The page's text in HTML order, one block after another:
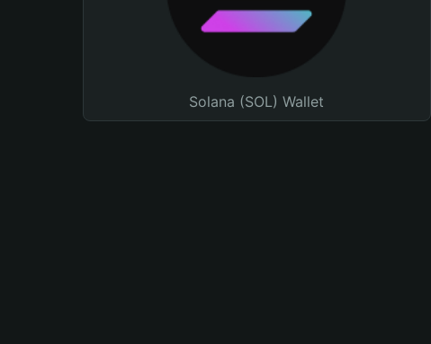
Solana (SOL) Wallet